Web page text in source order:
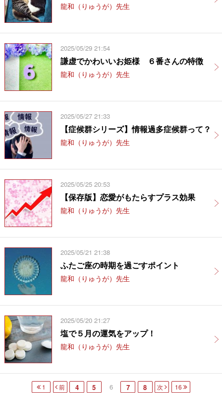
龍和（りゅうが）先生
2025/05/29 21:54
謙虚でかわいいお姫様 ６番さんの特徴
龍和（りゅうが）先生
2025/05/27 21:33
【症候群シリーズ】情報過多症候群って？
龍和（りゅうが）先生
2025/05/25 20:53
【保存版】恋愛がもたらすプラス効果
龍和（りゅうが）先生
2025/05/21 21:38
ふたご座の時期を過ごすポイント
龍和（りゅうが）先生
2025/05/20 21:27
塩で５月の運気をアップ！
龍和（りゅうが）先生
1 前 4 5 6 7 8 次 16